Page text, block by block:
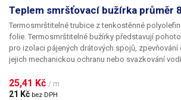
Teplem smršťovací bužírka průměr
Termosmrštitelné trubice z tenkostěnné
folie. Termosmrštitelné bužírky představují
pro izolaci pájených drátových spojů, zpevňování
jejich mechanickou ochranu nebo svazkování
elektrikářská izolační páska je nyní možné nasadit
fólie.
25,41 Kč / m
21 Kč bez DPH